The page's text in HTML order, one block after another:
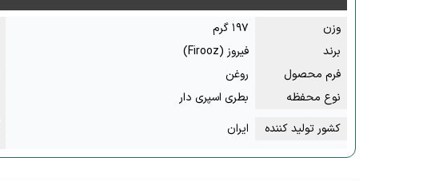
وزن ۱۹۷ گرم
برند
فیروز (Firooz)
فرم محصول
روغن
نوع محفظه
بطری اسپری دار
کشور تولید کننده
ایران